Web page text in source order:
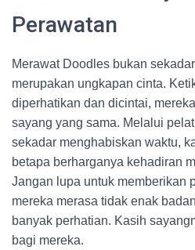
Perawatan
Merawat Doodles bukan
merupakan ungkapan cinta.
diperhatikan dan dicintai,
sayang yang sama. Melalui
sekadar menghabiskan waktu,
betapa berharganya kehadiran
Jangan lupa untuk memberikan
mereka merasa tidak enak
banyak perhatian. Kasih
bagi mereka.